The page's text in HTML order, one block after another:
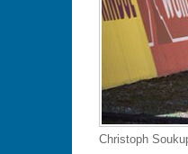
Christoph